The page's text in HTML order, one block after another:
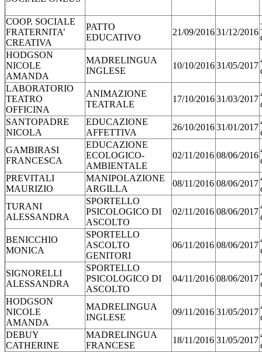
COOP. SOCIALE
FRATERNITA’
CREATIVA
PATTO
EDUCATIVO
21/09/201631/12/2016
HODGSON
NICOLE
AMANDA
MADRELINGUA
INGLESE
10/10/201631/05/2017
LABORATORIO
TEATRO
OFFICINA
ANIMAZIONE
TEATRALE
17/10/201631/03/2017
SANTOPADRE
NICOLA
EDUCAZIONE
AFFETTIVA
26/10/201631/01/2017
GAMBIRASI
FRANCESCA
EDUCAZIONE
ECOLOGICO-
AMBIENTALE
02/11/2016 08/06/2016
PREVITALI
MAURIZIO
MANIPOLAZIONE
ARGILLA
08/11/2016 08/06/2017
TURANI
ALESSANDRA
SPORTELLO
PSICOLOGICO DI
ASCOLTO
02/11/2016 08/06/2017
BENICCHIO
MONICA
SPORTELLO
ASCOLTO
GENITORI
06/11/2016 08/06/2017
SIGNORELLI
ALESSANDRA
SPORTELLO
PSICOLOGICO DI
ASCOLTO
04/11/2016 08/06/2017
HODGSON
NICOLE
AMANDA
MADRELINGUA
INGLESE
09/11/2016 31/05/2017
DEBUY
CATHERINE
MADRELINGUA
FRANCESE
18/11/2016 31/05/2017